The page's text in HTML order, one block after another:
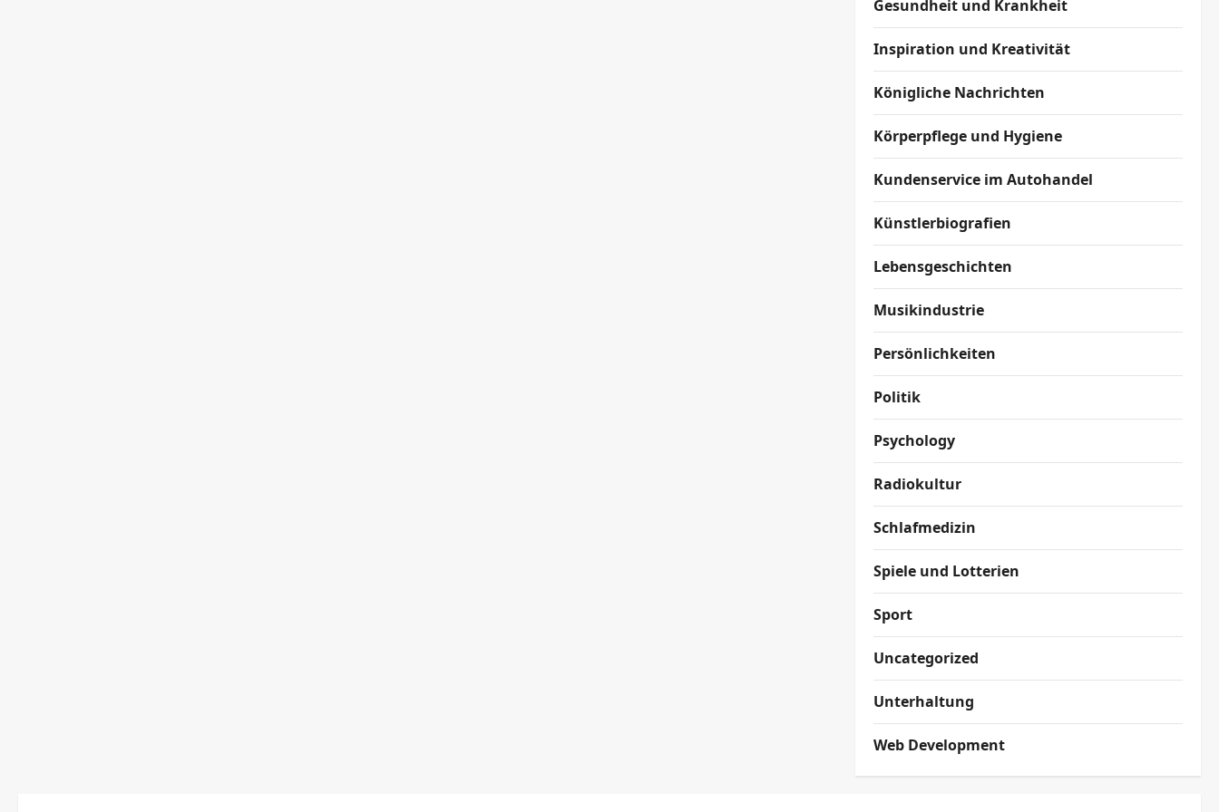
Gesundheit und Krankheit
Inspiration und Kreativität
Königliche Nachrichten
Körperpflege und Hygiene
Kundenservice im Autohandel
Künstlerbiografien
Lebensgeschichten
Musikindustrie
Persönlichkeiten
Politik
Psychology
Radiokultur
Schlafmedizin
Spiele und Lotterien
Sport
Uncategorized
Unterhaltung
Web Development